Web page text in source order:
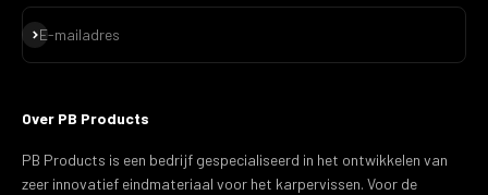
E-mailadres
Abonneren
Over PB Products
PB Products is een bedrijf gespecialiseerd in het ontwikkelen van
zeer innovatief eindmateriaal voor het karpervissen. Voor de